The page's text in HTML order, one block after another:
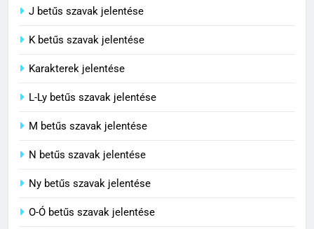
Célkitűzés jelentése
C BETŰS SZAVAK JELENTÉSE
C BETŰS SZAVAK JELENTÉSE
J betűs szavak jelentése
K betűs szavak jelentése
Karakterek jelentése
L-Ly betűs szavak jelentése
M betűs szavak jelentése
N betűs szavak jelentése
Ny betűs szavak jelentése
O-Ó betűs szavak jelentése